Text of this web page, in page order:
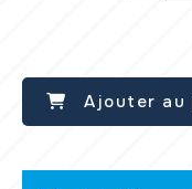
Ajouter au